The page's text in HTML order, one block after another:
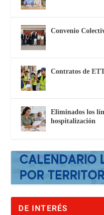
Convenio
Contratos de
Eliminados los
hospitalización
DE INTERÉS